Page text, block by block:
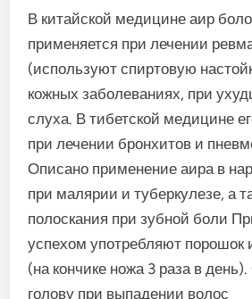
В китайской медицине аир
применяется при лечении
(используют спиртовую
кожных заболеваниях, при
слуха. В тибетской медицине
при лечении бронхитов и
Описано применение аира в
при малярии и туберкулезе, а
полоскания при зубной боли
успехом употребляют порошок
(на кончике ножа 3 раза в
голову при выпадении волос